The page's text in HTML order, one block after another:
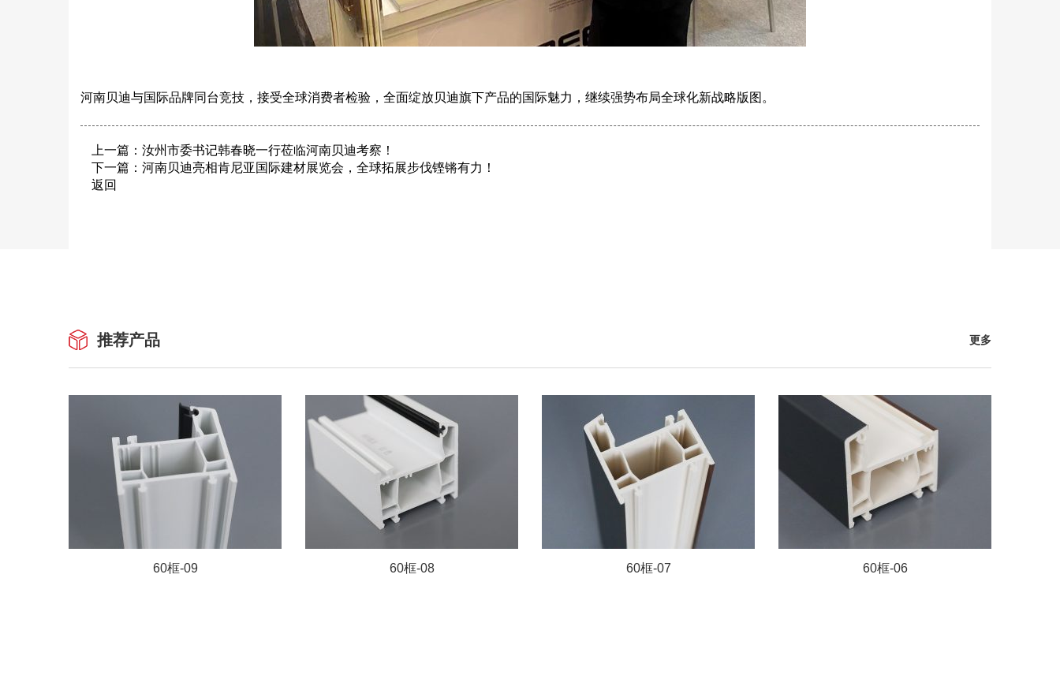
河南贝迪与国际品牌同台竞技，接受全球消费者检验，全面绽放贝迪旗下产品的国际魅力，继续强势布局全球化新战略版图。
上一篇： 汝州市委书记韩春晓一行莅临河南贝迪考察！
下一篇： 河南贝迪亮相肯尼亚国际建材展览会，全球拓展步伐铿锵有力！
返回
推荐产品 更多
60框-09 60框-08 60框-07 60框-06